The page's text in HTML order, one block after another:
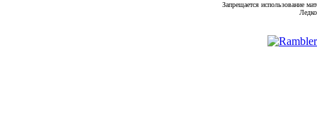
Запрещается использование